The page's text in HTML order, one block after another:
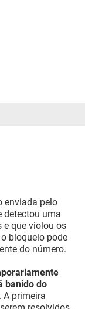
enviada pelo
detectou uma
e que violou os
bloqueio pode
do número.
banido do
. A primeira